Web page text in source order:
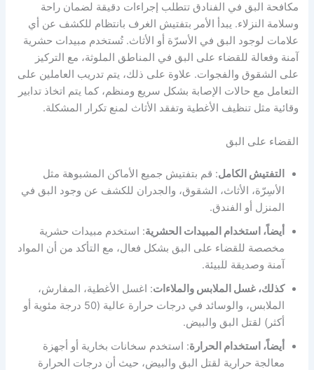
مكافحة البق في الفنادق تتطلب إجراءات دقيقة لضمان راحة
وسلامة النزلاء. يبدأ الأمر بتفتيش الغرف بانتظام للكشف عن أي
علامات لوجود البق في الأسرّة أو الأثاث. تُستخدم مبيدات حشرية
آمنة وفعالة للقضاء على البق في المناطق الملوثة، مع التركيز
على الشقوق والفجوات. علاوة على ذلك، يتم تدريب العاملين على
التعامل مع حالات الإصابة بشكل سريع ومنظم، كما يتم اتخاذ تدابير
وقائية مثل تنظيف الأغطية وتفقد الأثاث لمنع تكرار المشكلة.
القضاء على البق
التفتيش الكامل: قم بتفتيش جميع الأماكن المشبوهة مثل
الأسِرّة، الأثاث، الشقوق، والجدران للكشف عن وجود البق في
المنزل أو الفندق.
أيضاً، استخدام المبيدات الحشرية: استخدم مبيدات حشرية
مخصصة للقضاء على البق بشكل فعال، مع التأكد من أن المواد
آمنة وصديقة للبيئة.
كذلك، غسل الملابس والملاءات: اغسل الأغطية، المفارش،
الملابس، والوسائد في درجات حرارة عالية (50 درجة مئوية أو
أكثر) لقتل البق والبيض.
أيضاً، استخدام الحرارة: استخدم سخانات بخارية أو أجهزة
معالجة حرارية لقتل البق والبيض، حيث أن درجات الحرارة